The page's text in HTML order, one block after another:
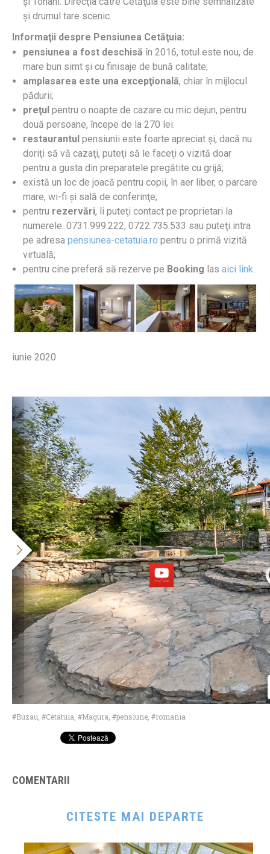
şi drumul tare scenic.
Informaţii despre Pensiunea Cetăţuia:
pensiunea a fost deschisă în 2016, totul este nou, de
mare bun simt şi cu finisaje de bună calitate;
amplasarea este una excepţională, chiar în mijlocul
pădurii;
preţul pentru o noapte de cazare cu mic dejun, pentru
două persoane, începe de la 270 lei.
restaurantul pensiunii este foarte apreciat şi, dacă nu
doriţi să vă cazaţi, puteţi să le faceţi o vizită doar
pentru a gusta din preparatele pregătite cu grijă;
există un loc de joacă pentru copii, în aer liber, o parcare
mare, wi-fi şi sală de conferinţe;
pentru rezervări, îi puteţi contact pe proprietari la
numerele: 0731.999.222, 0722.735.533 sau puteţi intra
pe adresa pensiunea-cetatuia.ro pentru o primă vizită
virtuală;
pentru cine preferă să rezerve pe Booking las aici link.
iunie 2020
Buzau Cetatuia Magura pensiune romania
COMENTARII
CITESTE MAI DEPARTE